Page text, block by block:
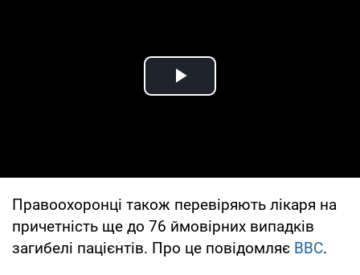
Play Video
Правоохоронці також перевіряють лікаря на
причетність ще до 76 ймовірних випадків
загибелі пацієнтів. Про це повідомляє BBC.